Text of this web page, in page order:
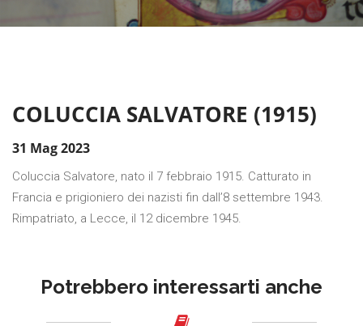
COLUCCIA SALVATORE (1915)
31 Mag 2023
Coluccia Salvatore, nato il 7 febbraio 1915. Catturato in
Francia e prigioniero dei nazisti fin dall’8 settembre 1943.
Rimpatriato, a Lecce, il 12 dicembre 1945.
Potrebbero interessarti anche